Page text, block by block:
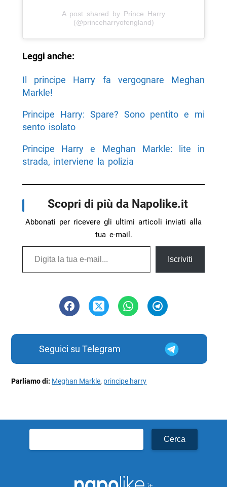
A post shared by Prince Harry
(@princeharryofengland)
Leggi anche:
Il principe Harry fa vergognare Meghan
Markle!
Principe Harry: Spare? Sono pentito e mi
sento isolato
Principe Harry e Meghan Markle: lite in
strada, interviene la polizia
Scopri di più da Napolike.it
Abbonati per ricevere gli ultimi articoli inviati alla
tua e-mail.
Digita la tua e-mail...
Iscriviti
Seguici su Telegram
Parliamo di: Meghan Markle, principe harry
per: